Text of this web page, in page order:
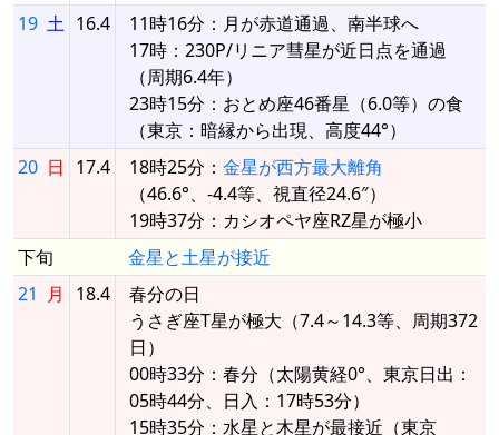
19 土 16.4
11時16分：月が赤道通過、南半球へ
17時：230P/リニア彗星が近日点を通過
（周期6.4年）
23時15分：おとめ座46番星（6.0等）の食
（東京：暗縁から出現、高度44°）
20 日 17.4 18時25分： 金星が西方最大離角
（46.6°、-4.4等、視直径24.6″）
19時37分：カシオペヤ座RZ星が極小
下旬
金星と土星が接近
21 月 18.4
春分の日
うさぎ座T星が極大（7.4～14.3等、周期372
日）
00時33分：春分（太陽黄経0°、東京日出：
05時44分、日入：17時53分）
15時35分：水星と木星が最接近（東京